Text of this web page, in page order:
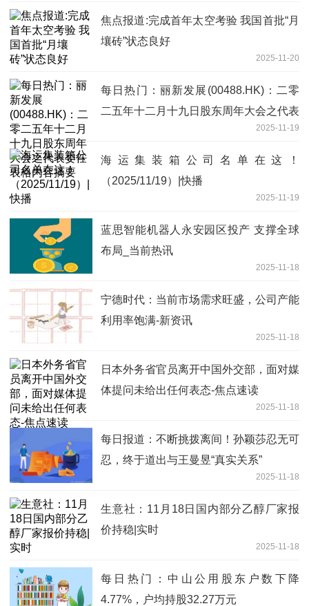
焦点报道:完成首年太空考验 我国首批“月
壤砖”状态良好
2025-11-20
每日热门：丽新发展(00488.HK)：二零
二五年十二月十九日股东周年大会之代表
2025-11-19
海运集装箱公司名单在这！
（2025/11/19）|快播
2025-11-19
蓝思智能机器人永安园区投产 支撑全球
布局_当前热讯
2025-11-18
宁德时代：当前市场需求旺盛，公司产能
利用率饱满-新资讯
2025-11-18
日本外务省官员离开中国外交部，面对媒
体提问未给出任何表态-焦点速读
2025-11-18
每日报道：不断挑拨离间！孙颖莎忍无可
忍，终于道出与王曼昱“真实关系”
2025-11-18
生意社：11月18日国内部分乙醇厂家报
价持稳|实时
2025-11-18
每日热门：中山公用股东户数下降
4.77%，户均持股32.27万元